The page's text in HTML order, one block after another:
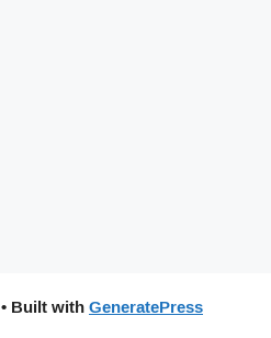
• Built withGeneratePress